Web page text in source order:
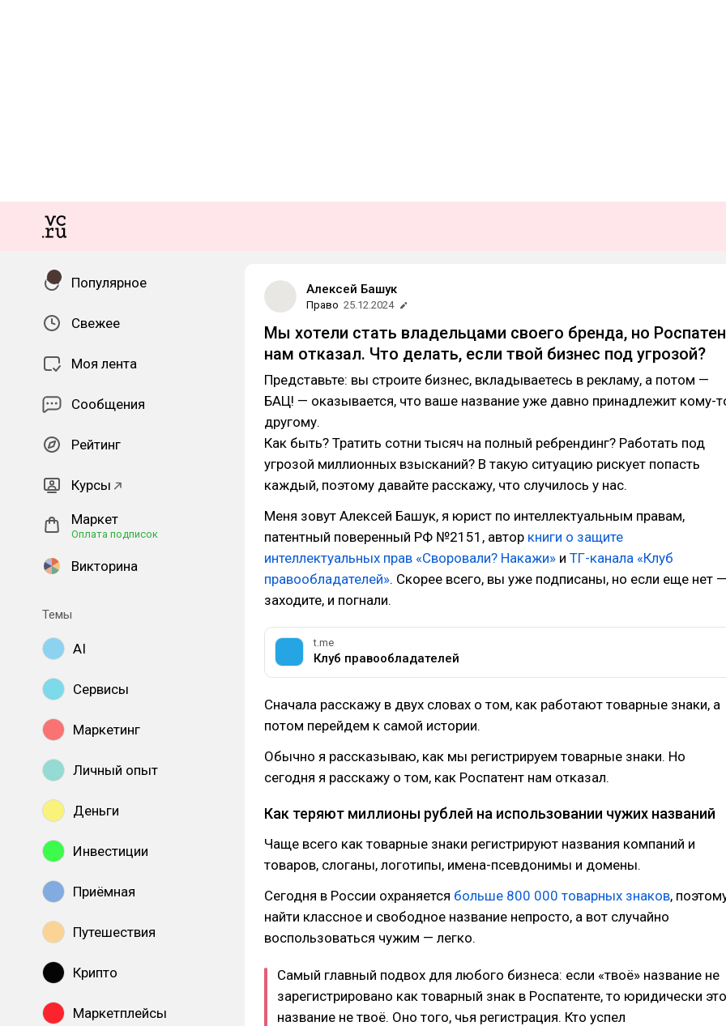
Популярное
Свежее
Моя лента
Сообщения
Рейтинг
Курсы
Маркет
Оплата подписок
Викторина
Темы
AI
Сервисы
Маркетинг
Личный опыт
Деньги
Инвестиции
Приёмная
Путешествия
Крипто
Маркетплейсы
Алексей Башук
Право 25.12.2024
Мы хотели стать владельцами своего бренда, но
нам отказал. Что делать, если твой бизнес под угрозой?
Представьте: вы строите бизнес, вкладываетесь в рекламу, а потом —
БАЦ! — оказывается, что ваше название уже давно принадлежит кому-
другому.
Как быть? Тратить сотни тысяч на полный ребрендинг? Работать под
угрозой миллионных взысканий? В такую ситуацию рискует попасть
каждый, поэтому давайте расскажу, что случилось у нас.
Меня зовут Алексей Башук, я юрист по интеллектуальным правам,
патентный поверенный РФ №2151, автор книги о защите
интеллектуальных прав «Своровали? Накажи» и ТГ-канала «Клуб
правообладателей». Скорее всего, вы уже подписаны, но если еще нет —
заходите, и погнали.
t.me
Клуб правообладателей
Сначала расскажу в двух словах о том, как работают товарные знаки, а
потом перейдем к самой истории.
Обычно я рассказываю, как мы регистрируем товарные знаки. Но
сегодня я расскажу о том, как Роспатент нам отказал.
Как теряют миллионы рублей на использовании чужих названий
Чаще всего как товарные знаки регистрируют названия компаний и
товаров, слоганы, логотипы, имена-псевдонимы и домены.
Сегодня в России охраняется больше 800 000 товарных знаков,
найти классное и свободное название непросто, а вот случайно
воспользоваться чужим — легко.
Самый главный подвох для любого бизнеса: если «твоё» название не
зарегистрировано как товарный знак в Роспатенте, то юридически это
название не твоё. Оно того, чья регистрация. Кто успел